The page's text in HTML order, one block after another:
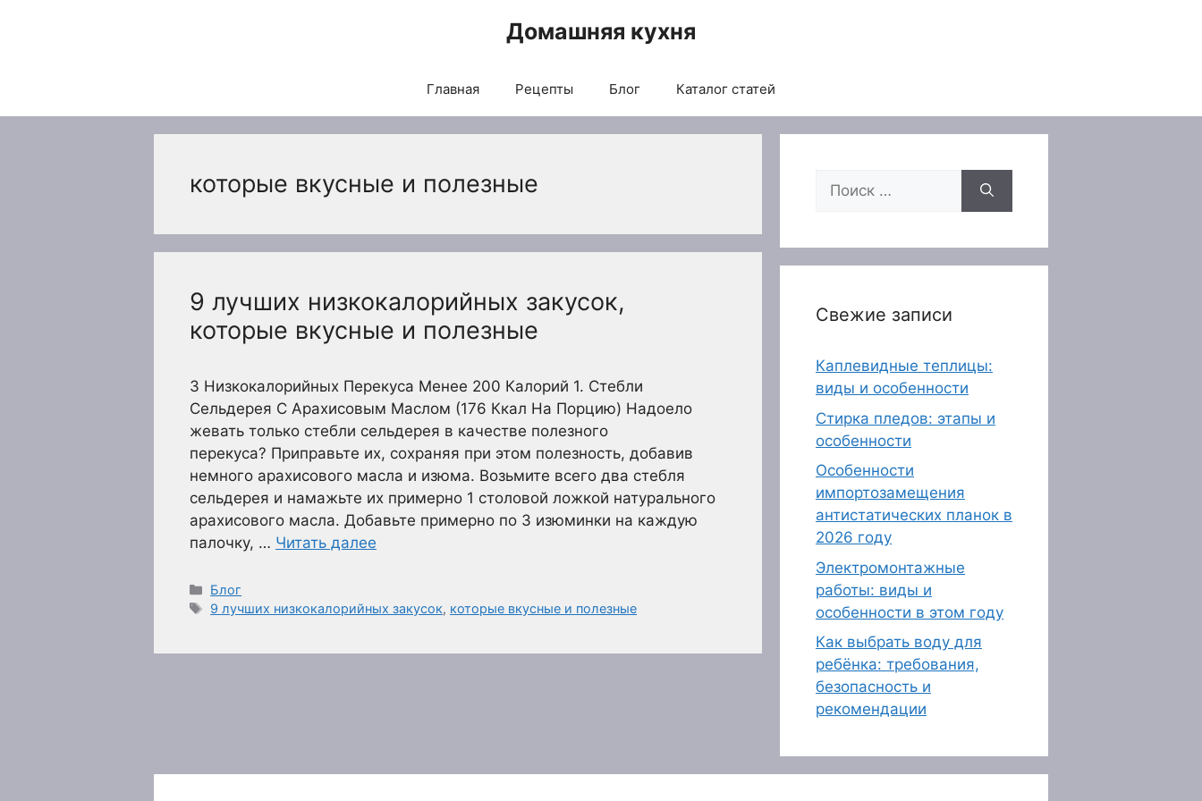
Домашняя кухня
Главная Рецепты Блог Каталог статей
которые вкусные и полезные
9 лучших низкокалорийных закусок,
которые вкусные и полезные
3 Низкокалорийных Перекуса Менее 200 Калорий 1. Стебли
Сельдерея С Арахисовым Маслом (176 Ккал На Порцию) Надоело
жевать только стебли сельдерея в качестве полезного
перекуса? Приправьте их, сохраняя при этом полезность, добавив
немного арахисового масла и изюма. Возьмите всего два стебля
сельдерея и намажьте их примерно 1 столовой ложкой натурального
арахисового масла. Добавьте примерно по 3 изюминки на каждую
палочку, … Читать далее
Рубрики
Блог
Метки
9 лучших низкокалорийных закусок, которые вкусные и полезные
Поиск:
Свежие записи
Каплевидные теплицы:
виды и особенности
Стирка пледов: этапы и
особенности
Особенности
импортозамещения
антистатических планок в
2026 году
Электромонтажные
работы: виды и
особенности в этом году
Как выбрать воду для
ребёнка: требования,
безопасность и
рекомендации